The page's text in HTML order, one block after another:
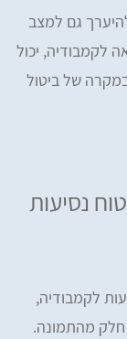
גם למצב
לקמבודיה, יכול
של ביטול
נסיעות
לקמבודיה,
חלק מהתמונה.